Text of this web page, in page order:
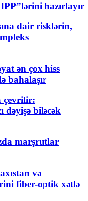
hazırlayır
dair risklərin,
ən çox hiss
bahalaşır
çevrilir:
dəyişə biləcək
marşrutlar
və
fiber-optik xətlə